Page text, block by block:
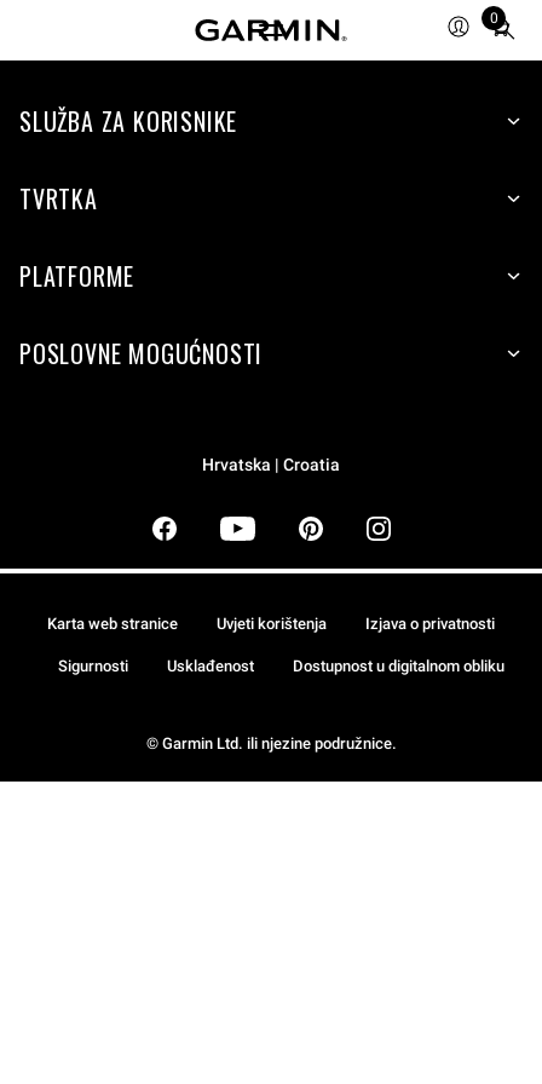
0
Total
items
cart:
SLUŽBA ZA KORISNIKE
TVRTKA
PLATFORME
POSLOVNE MOGUĆNOSTI
Hrvatska | Croatia
© Garmin Ltd. ili njezine podružnice.
Karta web stranice Uvjeti korištenja Izjava o privatnosti
Sigurnosti Usklađenost Dostupnost u digitalnom obliku